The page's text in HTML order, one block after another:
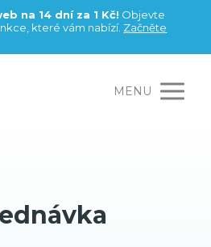
na 14 dní za 1 Kč! Objevte
které vám nabízí. Začněte
MENU